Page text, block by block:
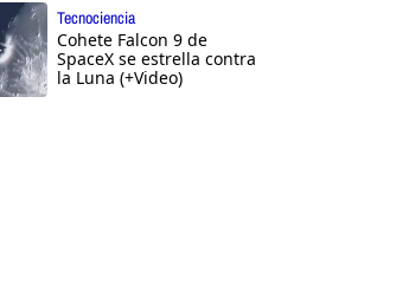
Tecnociencia
Cohete Falcon 9 de
SpaceX se estrella contra
la Luna (+Video)